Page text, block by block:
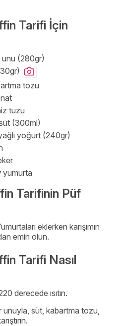
Tarifi İçin
unu (280gr)
tozu
tuzu
(300ml)
yoğurt (240gr)
yumurta
Tarifinin Püf
eklerken karışımın
emin olun.
Tarifi Nasıl
derecede ısıtın.
unuyla, süt, kabartma tozu,